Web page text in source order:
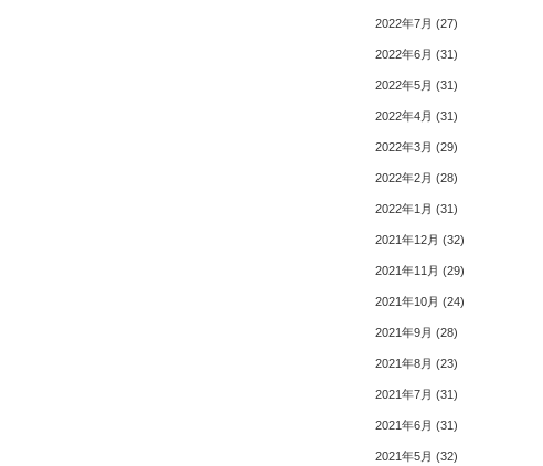
2022年7月 (27)
2022年6月 (31)
2022年5月 (31)
2022年4月 (31)
2022年3月 (29)
2022年2月 (28)
2022年1月 (31)
2021年12月 (32)
2021年11月 (29)
2021年10月 (24)
2021年9月 (28)
2021年8月 (23)
2021年7月 (31)
2021年6月 (31)
2021年5月 (32)